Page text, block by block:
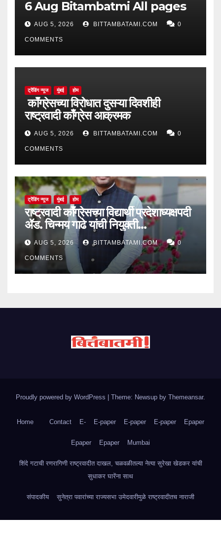
6 Aug Bitambatmi All pages
AUG 5, 2026 BITTAMBATAMI.COM 0
COMMENTS
ट्रेंडिंग न्यूज मुंबई होम
काँग्रेसच्या विरोधात दुसऱ्या दिवशीही
राष्ट्रवादी काँग्रेस आक्रमक
AUG 5, 2026 BITTAMBATAMI.COM 0
COMMENTS
ट्रेंडिंग न्यूज मुंबई होम
राष्ट्रवादी काँग्रेसच्या विद्यार्थी प्रदेशाध्यक्षपदी
ॲड. चिन्मय गाढे यांची नियुक्ती…
AUG 5, 2026 BITTAMBATAMI.COM 0
COMMENTS
Proudly powered by WordPress Theme: Newsup by Themeansar.
Home Contact E- E-paper E-paper E-paper Epaper
Epaper Epaper Mumbai
शिंदे गटाची रणरागिणी राष्ट्रवादीत दाखल, चळवळीतल्या नेत्या सुरेखा खेडकर यांची
सुधाकर घारेंना साथ
संपादकीय सुनेत्रा पवारांच्या राज्यसभा उमेदवारीमुळे राष्ट्रवादीतच नाराजी